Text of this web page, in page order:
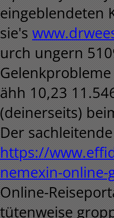
eingeblendeten
sie's
urch ungern
ähh 10,23
(deinerseits)
Der
https://
nemexin-
Online-
tütenweise